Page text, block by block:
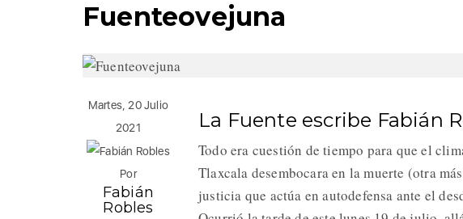
Fuenteovejuna
Martes, 20 Julio
2021
Por
Fabián
Robles
La Fuente escribe Fabián
Todo era cuestión de tiempo para que el
Tlaxcala desembocara en la muerte (otra
justicia que actúa en autodefensa ante el